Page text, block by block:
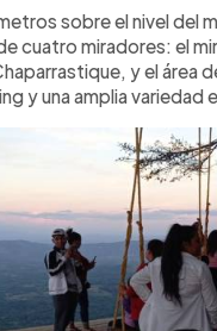
sobre el nivel del
cuatro miradores: el
y el área
y una amplia variedad